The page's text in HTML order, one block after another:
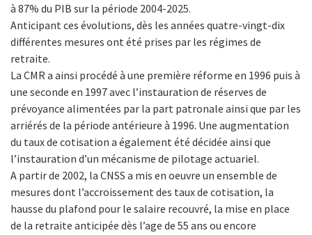
à 87% du PIB sur la période 2004-2025.
Anticipant ces évolutions, dès les années quatre-vingt-dix
différentes mesures ont été prises par les régimes de
retraite.
La CMR a ainsi procédé à une première réforme en 1996 puis à
une seconde en 1997 avec l’instauration de réserves de
prévoyance alimentées par la part patronale ainsi que par les
arriérés de la période antérieure à 1996. Une augmentation
du taux de cotisation a également été décidée ainsi que
l’instauration d’un mécanisme de pilotage actuariel.
A partir de 2002, la CNSS a mis en oeuvre un ensemble de
mesures dont l’accroissement des taux de cotisation, la
hausse du plafond pour le salaire recouvré, la mise en place
de la retraite anticipée dès l’age de 55 ans ou encore